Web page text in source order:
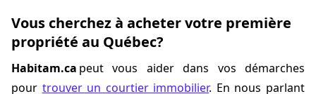
Vous cherchez à acheter votre première
propriété au Québec?
Habitam.ca peut vous aider dans vos démarches
pour trouver un courtier immobilier. En nous parlant